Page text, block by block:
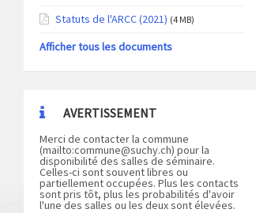
Statuts de l'ARCC (2021) (4 MB)
Afficher tous les documents
AVERTISSEMENT
Merci de contacter la commune
(mailto:commune@suchy.ch) pour la
disponibilité des salles de séminaire.
Celles-ci sont souvent libres ou
partiellement occupées. Plus les contacts
sont pris tôt, plus les probabilités d'avoir
l'une des salles ou les deux sont élevées.